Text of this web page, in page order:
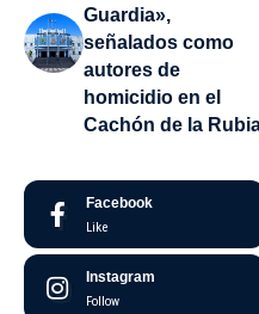
Guardia»,
señalados como
autores de
homicidio en el
Cachón de la
Facebook
Like
Instagram
Follow